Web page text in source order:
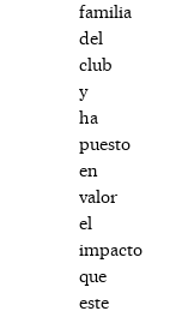
familia
del
club
y
ha
puesto
en
valor
el
impacto
que
este